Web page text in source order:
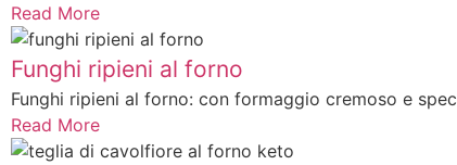
Read More
Funghi ripieni al forno
Funghi ripieni al forno: con formaggio cremoso e
Read More